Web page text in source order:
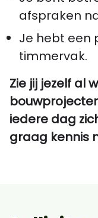
afspraken
Je hebt een
timmervak.
Zie jij jezelf al
iedere dag
graag kennis